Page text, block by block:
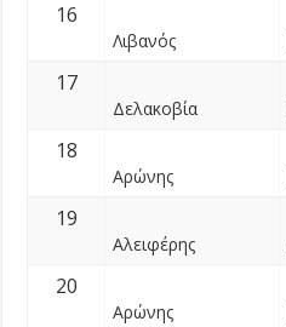
16
Λιβανός
17
Δελακοβία
18
Αρώνης
19
Αλειφέρης
20
Αρώνης